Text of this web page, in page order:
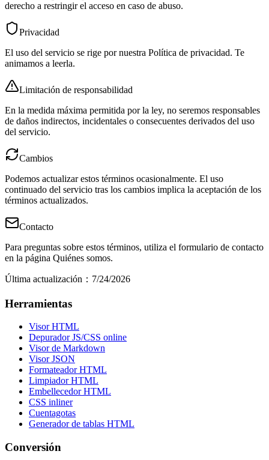
derecho a restringir el acceso en caso de abuso.
Privacidad
El uso del servicio se rige por nuestra Política de privacidad. Te
animamos a leerla.
Limitación de responsabilidad
En la medida máxima permitida por la ley, no seremos responsables
de daños indirectos, incidentales o consecuentes derivados del uso
del servicio.
Cambios
Podemos actualizar estos términos ocasionalmente. El uso
continuado del servicio tras los cambios implica la aceptación de los
términos actualizados.
Contacto
Para preguntas sobre estos términos, utiliza el formulario de contacto
en la página Quiénes somos.
Última actualización ： 7/24/2026
Herramientas
Visor HTML
Depurador JS/CSS online
Visor de Markdown
Visor JSON
Formateador HTML
Limpiador HTML
Embellecedor HTML
CSS inliner
Cuentagotas
Generador de tablas HTML
Conversión